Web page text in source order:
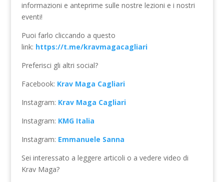
informazioni e anteprime sulle nostre lezioni e i nostri
eventi!
Puoi farlo cliccando a questo
link: https://t.me/kravmagacagliari
Preferisci gli altri social?
Facebook: Krav Maga Cagliari
Instagram: Krav Maga Cagliari
Instagram: KMG Italia
Instagram: Emmanuele Sanna
Sei interessato a leggere articoli o a vedere video di
Krav Maga?